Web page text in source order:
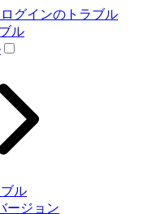
グインのトラブル
ル
ル
ージョン